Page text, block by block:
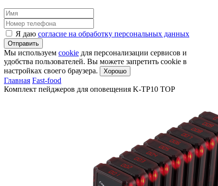
Я даю согласие на обработку персональных данных
Отправить
Мы используем cookie для персонализации сервисов и
удобства пользователей. Вы можете запретить cookie в
настройках своего браузера.
Хорошо
Главная Fast-food
Комплект пейджеров для оповещения K-TP10 TOP